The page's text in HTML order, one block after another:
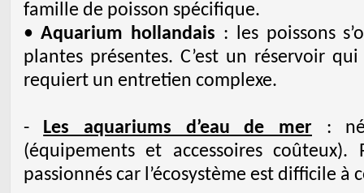
famille de poisson spécifique.
•Aquarium hollandais : les poissons
plantes présentes. C’est un réservoir
requiert un entretien complexe.
- Les aquariums d’eau de mer :
(équipements et accessoires coûteux).
passionnés car l’écosystème est difficile à